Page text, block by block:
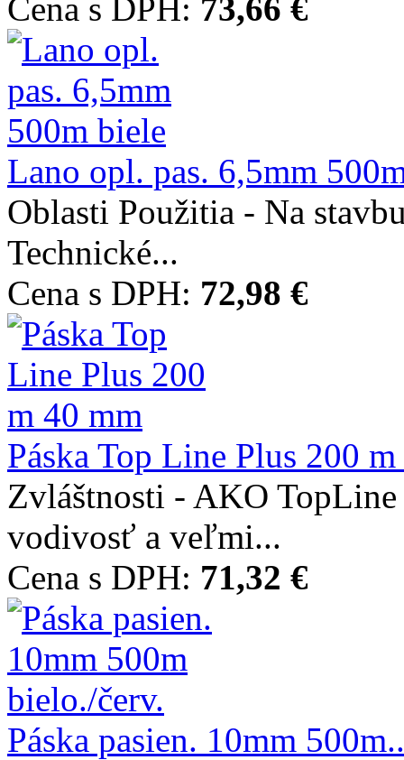
Cena s DPH: 73,66 €
Lano opl. pas. 6,5mm
Oblasti Použitia - Na
Technické...
Cena s DPH: 72,98 €
Páska Top Line Plus 200
Zvláštnosti - AKO
vodivosť a veľmi...
Cena s DPH: 71,32 €
Páska pasien. 10mm